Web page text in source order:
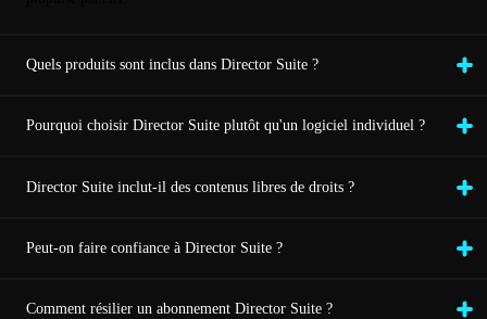
Quels produits sont inclus dans Director Suite ?
Pourquoi choisir Director Suite plutôt qu'un logiciel individuel ?
Director Suite inclut-il des contenus libres de droits ?
Peut-on faire confiance à Director Suite ?
Comment résilier un abonnement Director Suite ?